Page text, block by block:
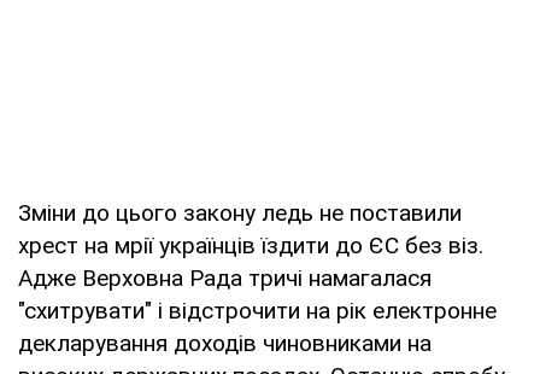
Зміни до цього закону ледь не поставили
хрест на мрії українців їздити до ЄС без віз.
Адже Верховна Рада тричі намагалася
"схитрувати" і відстрочити на рік електронне
декларування доходів чиновниками на